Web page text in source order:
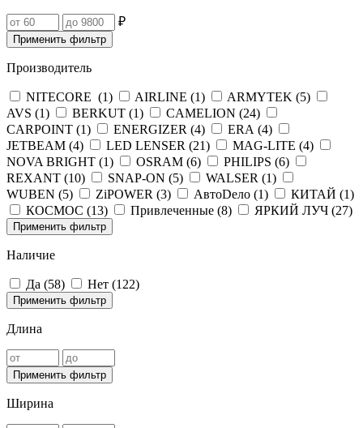
₽
Применить фильтр
Производитель
NITECORE (1) AIRLINE (1) ARMYTEK (5)
AVS (1) BERKUT (1) CAMELION (24)
CARPOINT (1) ENERGIZER (4) ERA (4)
JETBEAM (4) LED LENSER (21) MAG-LITE (4)
NOVA BRIGHT (1) OSRAM (6) PHILIPS (6)
REXANT (10) SNAP-ON (5) WALSER (1)
WUBEN (5) ZiPOWER (3) АвтоDело (1) КИТАЙ (1)
КОСМОС (13) Привлеченные (8) ЯРКИЙ ЛУЧ (27)
Применить фильтр
Наличие
Да (58) Нет (122)
Применить фильтр
Длина
Применить фильтр
Ширина